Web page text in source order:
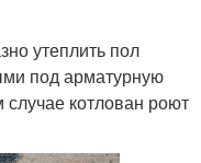
утеплить пол
под арматурную
котлован роют